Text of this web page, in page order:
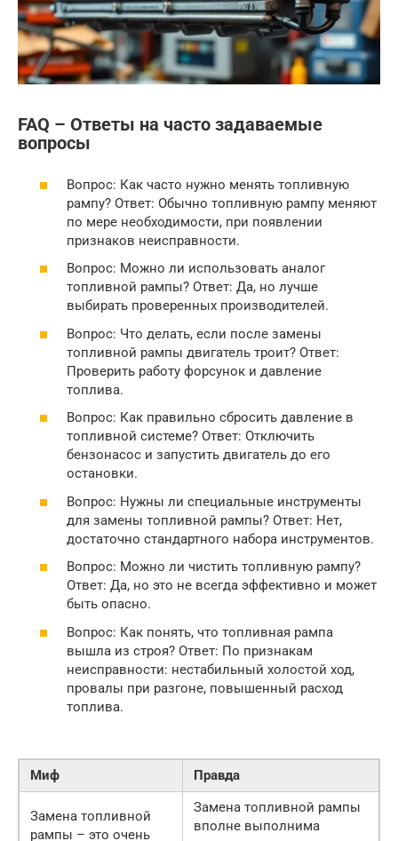
FAQ – Ответы на часто задаваемые
вопросы
Вопрос: Как часто нужно менять топливную
рампу? Ответ: Обычно топливную рампу меняют
по мере необходимости, при появлении
признаков неисправности.
Вопрос: Можно ли использовать аналог
топливной рампы? Ответ: Да, но лучше
выбирать проверенных производителей.
Вопрос: Что делать, если после замены
топливной рампы двигатель троит? Ответ:
Проверить работу форсунок и давление
топлива.
Вопрос: Как правильно сбросить давление в
топливной системе? Ответ: Отключить
бензонасос и запустить двигатель до его
остановки.
Вопрос: Нужны ли специальные инструменты
для замены топливной рампы? Ответ: Нет,
достаточно стандартного набора инструментов.
Вопрос: Можно ли чистить топливную рампу?
Ответ: Да, но это не всегда эффективно и может
быть опасно.
Вопрос: Как понять, что топливная рампа
вышла из строя? Ответ: По признакам
неисправности: нестабильный холостой ход,
провалы при разгоне, повышенный расход
топлива.
Миф Правда
Замена топливной
рампы – это очень
Замена топливной рампы
вполне выполнима